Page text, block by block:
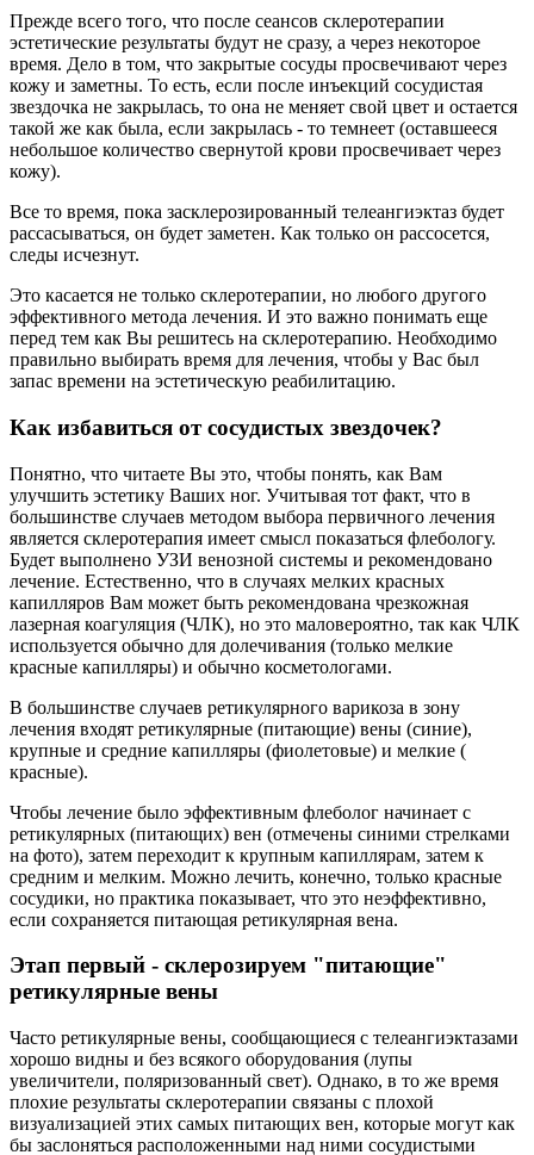
Прежде всего того, что после сеансов склеротерапии
эстетические результаты будут не сразу, а через некоторое
время. Дело в том, что закрытые сосуды просвечивают через
кожу и заметны. То есть, если после инъекций сосудистая
звездочка не закрылась, то она не меняет свой цвет и остается
такой же как была, если закрылась - то темнеет (оставшееся
небольшое количество свернутой крови просвечивает через
кожу).
Все то время, пока засклерозированный телеангиэктаз будет
рассасываться, он будет заметен. Как только он рассосется,
следы исчезнут.
Это касается не только склеротерапии, но любого другого
эффективного метода лечения. И это важно понимать еще
перед тем как Вы решитесь на склеротерапию. Необходимо
правильно выбирать время для лечения, чтобы у Вас был
запас времени на эстетическую реабилитацию.
Как избавиться от сосудистых звездочек?
Понятно, что читаете Вы это, чтобы понять, как Вам
улучшить эстетику Ваших ног. Учитывая тот факт, что в
большинстве случаев методом выбора первичного лечения
является склеротерапия имеет смысл показаться флебологу.
Будет выполнено УЗИ венозной системы и рекомендовано
лечение. Естественно, что в случаях мелких красных
капилляров Вам может быть рекомендована чрезкожная
лазерная коагуляция (ЧЛК), но это маловероятно, так как ЧЛК
используется обычно для долечивания (только мелкие
красные капилляры) и обычно косметологами.
В большинстве случаев ретикулярного варикоза в зону
лечения входят ретикулярные (питающие) вены (синие),
крупные и средние капилляры (фиолетовые) и мелкие (
красные).
Чтобы лечение было эффективным флеболог начинает с
ретикулярных (питающих) вен (отмечены синими стрелками
на фото), затем переходит к крупным капиллярам, затем к
средним и мелким. Можно лечить, конечно, только красные
сосудики, но практика показывает, что это неэффективно,
если сохраняется питающая ретикулярная вена.
Этап первый - склерозируем "питающие"
ретикулярные вены
Часто ретикулярные вены, сообщающиеся с телеангиэктазами
хорошо видны и без всякого оборудования (лупы
увеличители, поляризованный свет). Однако, в то же время
плохие результаты склеротерапии связаны с плохой
визуализацией этих самых питающих вен, которые могут как
бы заслоняться расположенными над ними сосудистыми